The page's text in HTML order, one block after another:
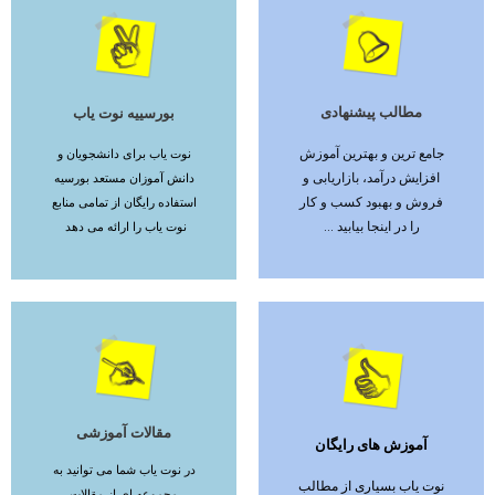
مطالب پیشنهادی
جامع ترین و بهترین آموزش
افزایش درآمد، بازاریابی و
فروش و بهبود کسب و کار
را در اینجا بیابید ...
ادامه مطلب بورسییه نوت یاب
نوت یاب برای دانشجویان و
دانش آموزان مستعد بورسیه
استفاده رایگان از تمامی منابع
نوت یاب را ارائه می دهد
ادامه مطلب
آموزش های رایگان
نوت یاب بسیاری از مطالب
ادامه مطلب
مقالات آموزشی
در نوت یاب شما می توانید به